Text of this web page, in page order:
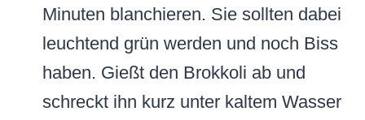
Minuten blanchieren. Sie sollten dabei
leuchtend grün werden und noch Biss
haben. Gießt den Brokkoli ab und
schreckt ihn kurz unter kaltem Wasser